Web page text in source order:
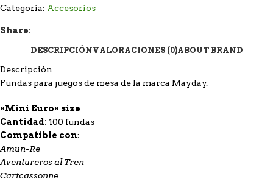
Categoría: Accesorios
Share:
DESCRIPCIÓNVALORACIONES (0)ABOUT BRAND
Descripción
Fundas para juegos de mesa de la marca Mayday.
«Mini Euro» size
Cantidad: 100 fundas
Compatible con:
Amun-Re
Aventureros al Tren
Cartcassonne